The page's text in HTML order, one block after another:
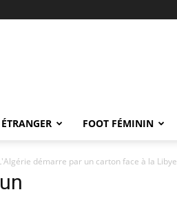
ÉTRANGER FOOT FÉMININ
démarre par un carton face à la Libye